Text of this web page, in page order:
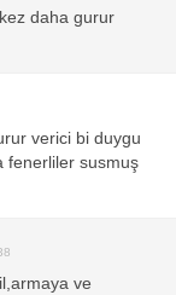
daha gurur
verici bi duygu
fenerliler susmuş
ve